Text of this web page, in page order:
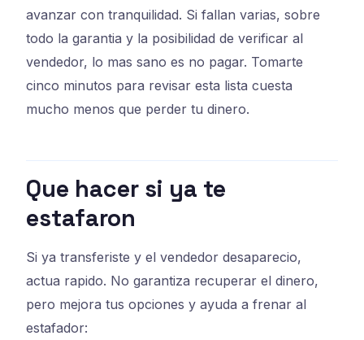
avanzar con tranquilidad. Si fallan varias, sobre
todo la garantia y la posibilidad de verificar al
vendedor, lo mas sano es no pagar. Tomarte
cinco minutos para revisar esta lista cuesta
mucho menos que perder tu dinero.
Que hacer si ya te
estafaron
Si ya transferiste y el vendedor desaparecio,
actua rapido. No garantiza recuperar el dinero,
pero mejora tus opciones y ayuda a frenar al
estafador: